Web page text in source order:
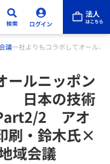
議一社よりもコラボしてオール
ールニッポン
日本の技術
2 アオ
刷・鈴木氏×
域会議